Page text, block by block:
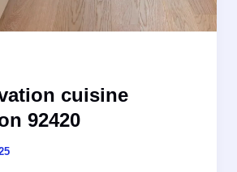
cuisine
92420